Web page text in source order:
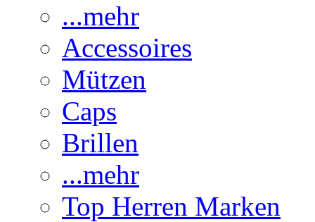
...mehr
Accessoires
Mützen
Caps
Brillen
...mehr
Top Herren Marken